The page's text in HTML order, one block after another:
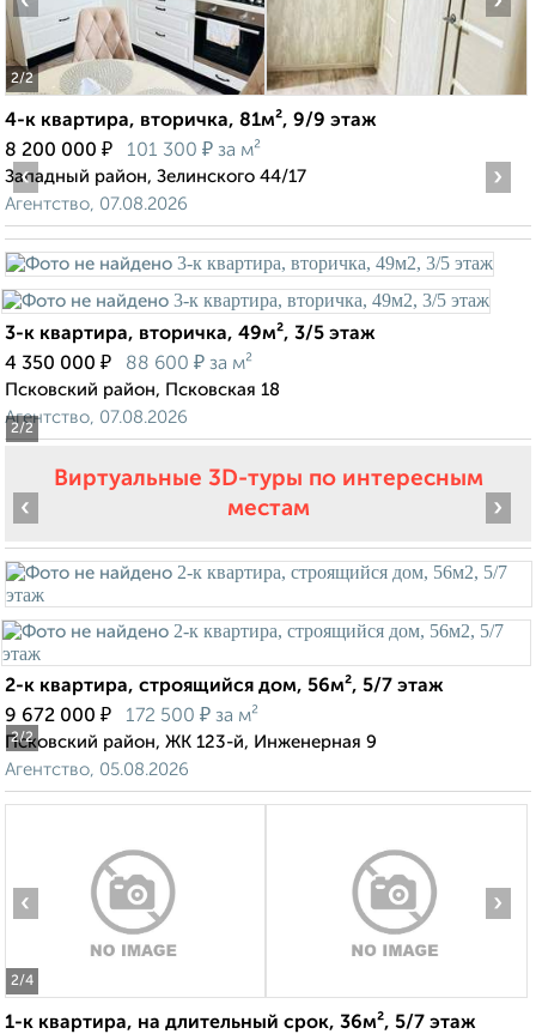
2/2
4-к квартира, вторичка, 81м², 9/9 этаж
8 200 000 ₽ 101 300 ₽ за м²
Западный район, Зелинского 44/17
Агентство, 07.08.2026
2/2
‹ ›
3-к квартира, вторичка, 49м², 3/5 этаж
4 350 000 ₽ 88 600 ₽ за м²
Псковский район, Псковская 18
Агентство, 07.08.2026
Виртуальные 3D-туры по интересным
местам
2/2
‹ ›
2-к квартира, строящийся дом, 56м², 5/7 этаж
9 672 000 ₽ 172 500 ₽ за м²
Псковский район, ЖК 123-й, Инженерная 9
Агентство, 05.08.2026
2/4
‹ ›
1-к квартира, на длительный срок, 36м², 5/7 этаж